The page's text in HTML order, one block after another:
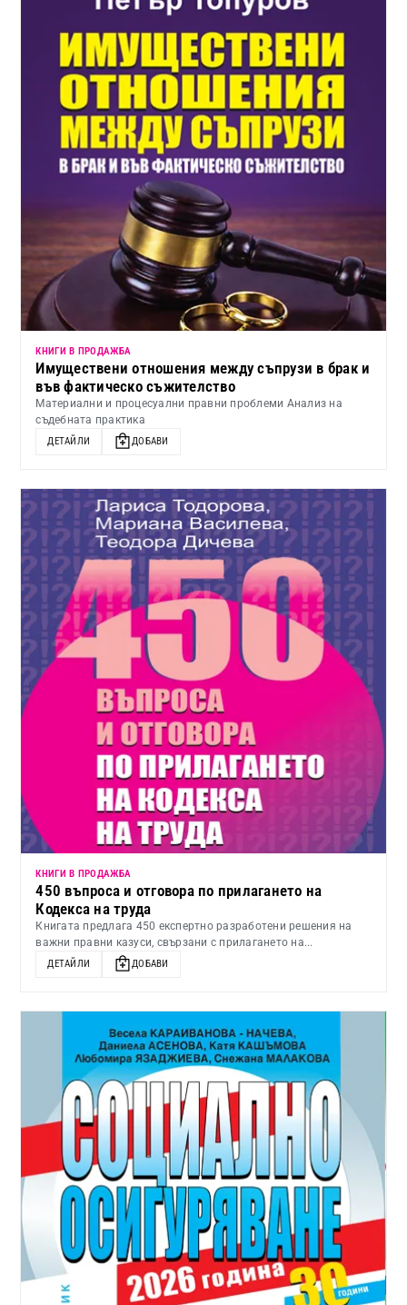
КНИГИ В ПРОДАЖБА
Имуществени отношения между съпрузи в брак и
във фактическо съжителство
Материални и процесуални правни проблеми Анализ на
съдебната практика
ДЕТАЙЛИ ДОБАВИ
КНИГИ В ПРОДАЖБА
450 въпроса и отговора по прилагането на
Кодекса на труда
Книгата предлага 450 експертно разработени решения на
важни правни казуси, свързани с прилагането на...
ДЕТАЙЛИ ДОБАВИ